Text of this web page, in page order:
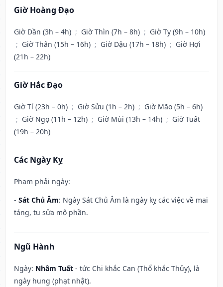
Giờ Hoàng Đạo
Giờ Dần (3h – 4h) ; Giờ Thìn (7h – 8h) ; Giờ Tỵ (9h – 10h)
; Giờ Thân (15h – 16h) ; Giờ Dậu (17h – 18h) ; Giờ Hợi
(21h – 22h)
Giờ Hắc Đạo
Giờ Tí (23h – 0h) ; Giờ Sửu (1h – 2h) ; Giờ Mão (5h – 6h)
; Giờ Ngọ (11h – 12h) ; Giờ Mùi (13h – 14h) ; Giờ Tuất
(19h – 20h)
Các Ngày Kỵ
Phạm phải ngày:
- Sát Chủ Âm: Ngày Sát Chủ Âm là ngày kỵ các việc về mai
táng, tu sửa mộ phần.
Ngũ Hành
Ngày: Nhâm Tuất - tức Chi khắc Can (Thổ khắc Thủy), là
ngày hung (phạt nhật).